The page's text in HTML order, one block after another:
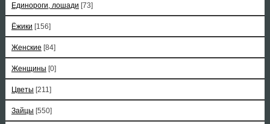
Единороги, лошади [73]
Ёжики [156]
Женские [84]
Женщины [0]
Цветы [211]
Зайцы [550]